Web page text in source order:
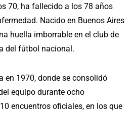
70, ha fallecido a los 78 años
Nacido en Buenos Aires
huella imborrable en el club de
del fútbol nacional.
en 1970, donde se consolidó
equipo durante ocho
encuentros oficiales, en los que